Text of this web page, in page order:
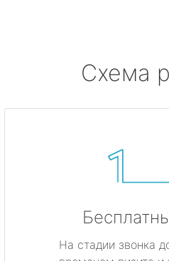
Схема
На стадии звонка